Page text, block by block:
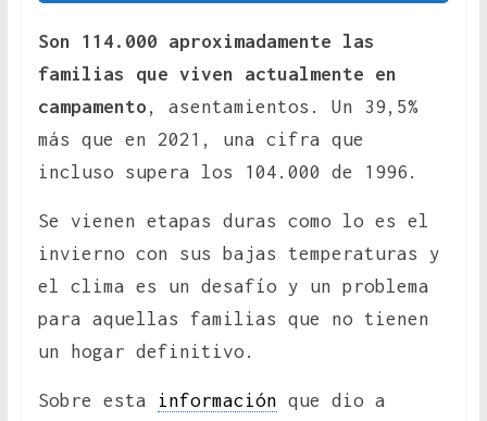
Son 114.000 aproximadamente las
familias que viven actualmente en
campamento , asentamientos. Un 39,5%
más que en 2021, una cifra que
incluso supera los 104.000 de 1996.
Se vienen etapas duras como lo es el
invierno con sus bajas temperaturas y
el clima es un desafío y un problema
para aquellas familias que no tienen
un hogar definitivo.
Sobre esta información que dio a